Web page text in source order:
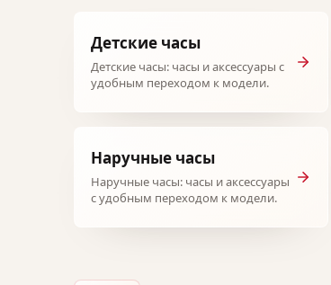
Детские часы
Детские часы: часы и аксессуары с
удобным переходом к модели.
Наручные часы
Наручные часы: часы и аксессуары
с удобным переходом к модели.